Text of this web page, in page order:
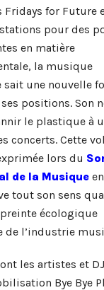
Fridays for Future
pour des
en matière
la musique
une nouvelle
positions. Son
le plastique à
concerts. Cette
lors du
de la Musique
tout son sens
écologique
de l’industrie
les artistes et
Bye Bye